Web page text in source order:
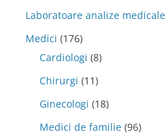
Laboratoare analize medicale
Medici (176)
Cardiologi (8)
Chirurgi (11)
Ginecologi (18)
Medici de familie (96)